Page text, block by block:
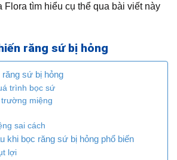
Flora tìm hiểu cụ thể qua bài viết này
răng sứ bị hỏng
răng sứ bị hỏng
trình bọc sứ
miệng
sai cách
khi bọc răng sứ bị hỏng phổ biến
lợi